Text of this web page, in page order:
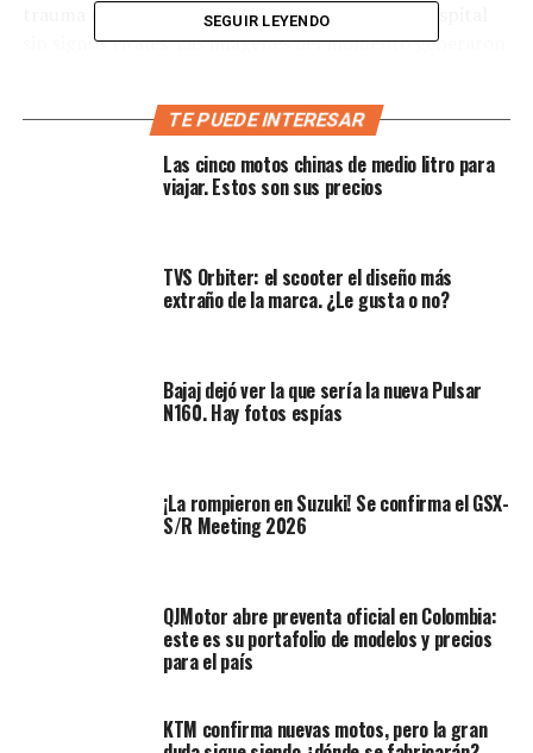
trauma craneoencefálico severo y llegando al hospital
sin signos vitales. Las imágenes del momento generaron
estas maniobras en espacio público.
Accidentes de moto similares
Otros incidentes anteriores reflejan un patrón
“Gocho Grau”, perdió la vida tras impactar contra
un bus Metroplús en Medellín mientras realizaba
involucró motociclistas.
SEGUIR LEYENDO
TE PUEDE INTERESAR
Las cinco motos chinas de medio litro para
viajar. Estos son sus precios
TVS Orbiter: el scooter el diseño más
extraño de la marca. ¿Le gusta o no?
Bajaj dejó ver la que sería la nueva Pulsar
N160. Hay fotos espías
¡La rompieron en Suzuki! Se confirma el GSX-
S/R Meeting 2026
QJMotor abre preventa oficial en Colombia:
este es su portafolio de modelos y precios
para el país
KTM confirma nuevas motos, pero la gran